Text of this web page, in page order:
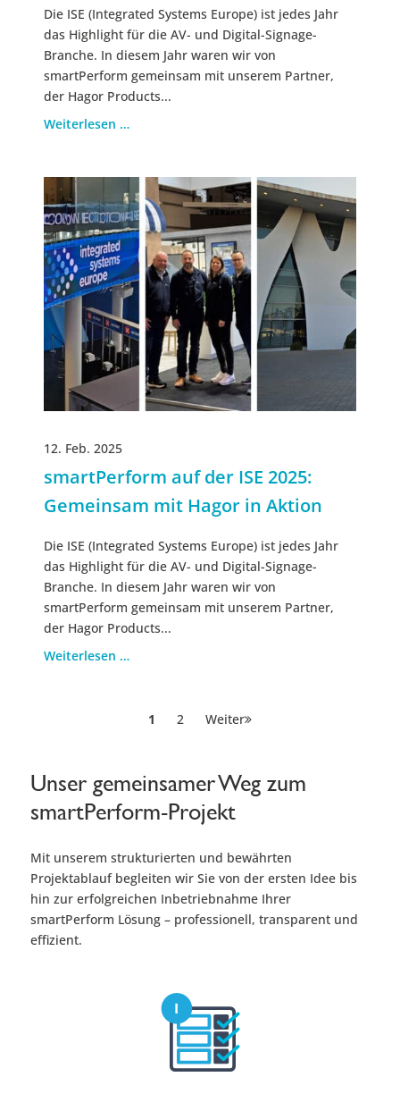
Die ISE (Integrated Systems Europe) ist jedes Jahr
das Highlight für die AV- und Digital-Signage-
Branche. In diesem Jahr waren wir von
smartPerform gemeinsam mit unserem Partner,
der Hagor Products...
Weiterlesen …
12. Feb. 2025
smartPerform auf der ISE 2025:
Gemeinsam mit Hagor in Aktion
Die ISE (Integrated Systems Europe) ist jedes Jahr
das Highlight für die AV- und Digital-Signage-
Branche. In diesem Jahr waren wir von
smartPerform gemeinsam mit unserem Partner,
der Hagor Products...
Weiterlesen …
Seitennummerierung
Beiträge
Page
1 Page
2 Weiter
Unser gemeinsamer Weg zum
smartPerform-Projekt
Mit unserem strukturierten und bewährten
Projektablauf begleiten wir Sie von der ersten Idee bis
hin zur erfolgreichen Inbetriebnahme Ihrer
smartPerform Lösung – professionell, transparent und
effizient.